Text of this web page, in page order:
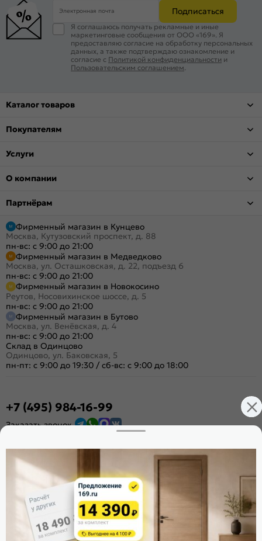
Электронная почта Подписаться
Я соглашаюсь получать рекламные и иные
маркетинговые сообщения от ООО «169». Я
предоставляю согласие на обработку персональных
данных, а также подтверждаю ознакомление и
согласие с Политикой конфиденциальности и
Пользовательским соглашением.
Каталог товаров
Покупателям
Услуги
О компании
Партнёрам
Фирменный магазин в Кунцево
Москва, Кутузовский проспект, д. 88
пн-вс: с 9:00 до 21:00
Фирменный магазин в Медведково
Москва, ул. Осташковская, д. 22, подъезд 6
пн-вс: с 9:00 до 21:00
Фирменный магазин в Новокосино
Реутов, Носовихинское шоссе, д. 5
пн-вс: с 9:00 до 21:00
Фирменный магазин в Бутово
Москва, ул. Венёвская, д. 4
пн-вс: с 9:00 до 21:00
Склад в Одинцово
Одинцово, ул. Баковская, 5
пн-пт: с 9:00 до 19:30 / сб-вс: с 9:00 до 18:00
+7 (495) 984-16-99
Заказать звонок
Расскажите о нас
Поделиться
Оцените магазин